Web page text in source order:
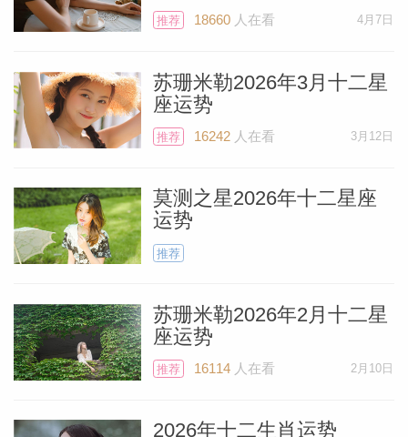
个人资
（不是逆行），将与位于巨蟹座的木星形成
物、提交手稿（或开始写手稿）、发表演
讲，或者是编辑重要新书的绝佳时机，在这
个特殊的日子里，你可以想到许多值得去做
接下来是5月16日位于金牛座26度的新月。
这次新月将出现在你的第十二宫，这个宫位
的末尾，它将与天王星形成跨座的合相。
（每个星座最多只能到29度59分。） 这意
味着一些很让人惊讶的消息会浮出水面，可
推荐 18660人在看 4月7日
苏珊米勒2026年3月十二星
座运势
推荐 16242人在看 3月12日
莫测之星2026年十二星座
运势
推荐
苏珊米勒2026年2月十二星
座运势
推荐 16114人在看 2月10日
2026年十二生肖运势